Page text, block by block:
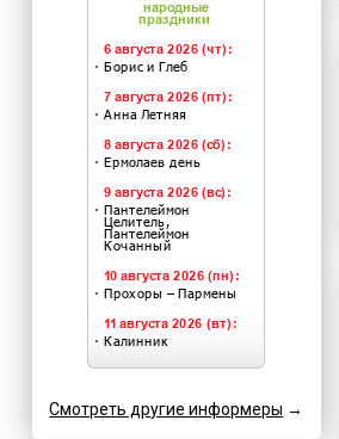
Смотреть другие информеры →